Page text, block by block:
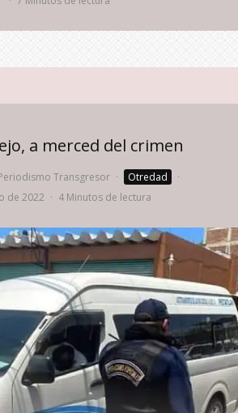
a merced del crimen
Transgresor · Otredad
·
de 2022 · 4 Minutos de lectura